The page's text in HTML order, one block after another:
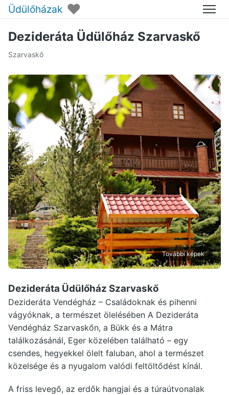
Üdülőházak ♥ Menü
Dezideráta Üdülőház Szarvaskő
Szarvaskő
További képek
Dezideráta Üdülőház Szarvaskő
Dezideráta Vendégház – Családoknak és pihenni
vágyóknak, a természet ölelésében A Dezideráta
Vendégház Szarvaskőn, a Bükk és a Mátra
találkozásánál, Eger közelében található – egy
csendes, hegyekkel ölelt faluban, ahol a természet
közelsége és a nyugalom valódi feltöltődést kínál.
A friss levegő, az erdők hangjai és a túraútvonalak